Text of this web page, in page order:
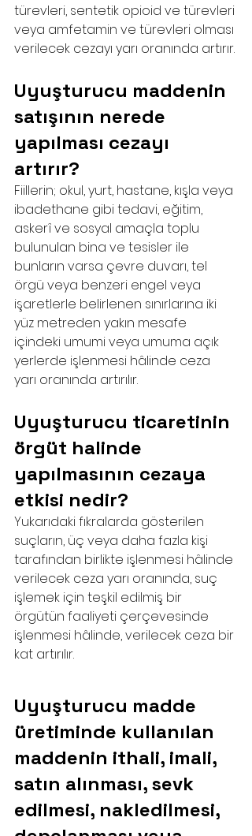
türevleri, sentetik opioid ve türevleri
veya amfetamin ve türevleri olması
verilecek cezayı yarı oranında artırır.
Uyuşturucu maddenin
satışının nerede
yapılması cezayı
artırır?
Fiillerin; okul, yurt, hastane, kışla veya
ibadethane gibi tedavi, eğitim,
askerî ve sosyal amaçla toplu
bulunulan bina ve tesisler ile
bunların varsa çevre duvarı, tel
örgü veya benzeri engel veya
işaretlerle belirlenen sınırlarına iki
yüz metreden yakın mesafe
içindeki umumi veya umuma açık
yerlerde işlenmesi hâlinde ceza
yarı oranında artırılır.
Uyuşturucu ticaretinin
örgüt halinde
yapılmasının cezaya
etkisi nedir?
Yukarıdaki fıkralarda gösterilen
suçların, üç veya daha fazla kişi
tarafından birlikte işlenmesi hâlinde
verilecek ceza yarı oranında, suç
işlemek için teşkil edilmiş bir
örgütün faaliyeti çerçevesinde
işlenmesi hâlinde, verilecek ceza bir
kat artırılır.
Uyuşturucu madde
üretiminde kullanılan
maddenin ithali, imali,
satın alınması, sevk
edilmesi, nakledilmesi,